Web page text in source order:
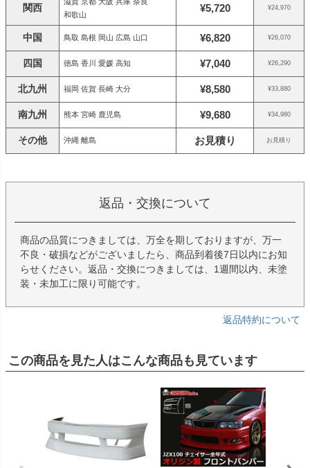
関西
和歌山
¥5,720 ¥24,970
中国 鳥取 島根 岡山 広島 山口 ¥6,820 ¥26,070
四国 徳島 香川 愛媛 高知 ¥7,040 ¥26,290
北九州 福岡 佐賀 長崎 大分 ¥8,580 ¥33,880
南九州 熊本 宮崎 鹿児島 ¥9,680 ¥34,980
その他 沖縄 離島 お見積り お見積り
返品・交換について
商品の品質につきましては、万全を期しておりますが、万一
不良・破損などがございましたら、商品到着後7日以内にお知
らせください。返品・交換につきましては、1週間以内、未塗
装・未加工に限り可能です。
返品特約について
この商品を見た人はこんな商品も見ています